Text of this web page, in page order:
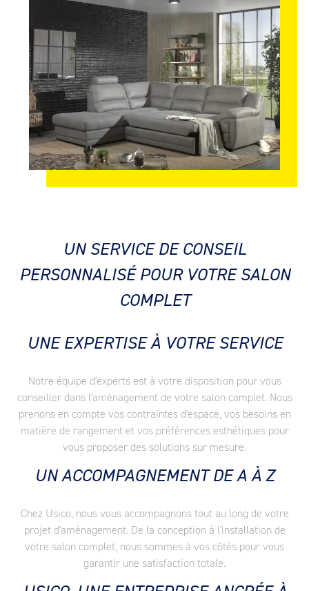
UN SERVICE DE CONSEIL
PERSONNALISÉ POUR VOTRE SALON
COMPLET
UNE EXPERTISE À VOTRE SERVICE
Notre équipe d'experts est à votre disposition pour vous
conseiller dans l'aménagement de votre salon complet. Nous
prenons en compte vos contraintes d'espace, vos besoins en
matière de rangement et vos préférences esthétiques pour
vous proposer des solutions sur mesure.
UN ACCOMPAGNEMENT DE A À Z
Chez Usico, nous vous accompagnons tout au long de votre
projet d'aménagement. De la conception à l'installation de
votre salon complet, nous sommes à vos côtés pour vous
garantir une satisfaction totale.